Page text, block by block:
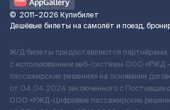
© 2011–2026 Купибилет
Дешёвые билеты на самолёт и поезд,
Ж/Д билеты предоставляются партнёрами,
с использованием веб-системы ООО «РЖД
пассажирские решения» на основании
от 04.04.2024 заключенного с
ООО «РЖД-Цифровые пассажирские